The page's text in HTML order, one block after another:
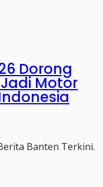
Dorong
Motor
Banten Terkini.